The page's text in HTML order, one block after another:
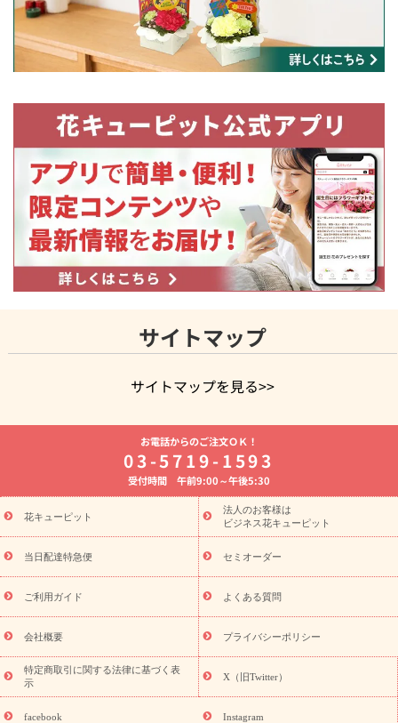
サイトマップ
サイトマップを見る>>
よく贈られる花
お祝いの花特集
誕生日フラワーギフト特集
8月の誕生花(トルコキキョウ)
開店・開業祝い
お供え・お悔やみ お供え・お悔やみの花
通夜・葬儀に贈る花 胡蝶蘭・花鉢
ーブドフラワー
季節のイベント
ひまわり ギフト・プレゼント
特集
お盆 花（新盆・初盆） 季節のイベント
お盆 花（新
盆・初盆）
お盆 花（新盆・初盆）
お盆・お供え 花とセットギ
フト
お盆・お供え プリザーブドフラワー
ひまわり ギフト・プ
レゼント特集
夏の花贈り・お中元・暑中見舞い 花のギフト特集
敬老の日におくる花ギフト・プレゼント特集
花ギフト・プレゼント特集
敬老の日 花のおすすめランキング
敬
老の日 花鉢植えのギフト・プレゼント特集
敬老の日 花とセットギ
フト・プレゼント特集
敬老の日の花 全てのギフト一覧
キャン
ペーン
映画『ウォーターガーディアンズ』コラボキャンペーン
「きょう誕生日なんです」キャンペーン
誕生日の花を探す
誕生日フラワーギフト 誕生日フラワーギフト特集
お電話からのご注文ＯＫ！
03-5719-1593
受付時間 午前9:00～午後5:30
花キューピット
法人のお客様は
ビジネス花キューピット
当日配達特急便 セミオーダー
ご利用ガイド よくある質問
会社概要 プライバシーポリシー
特定商取引に関する法律に基づく表
示
X（旧Twitter）
facebook Instagram